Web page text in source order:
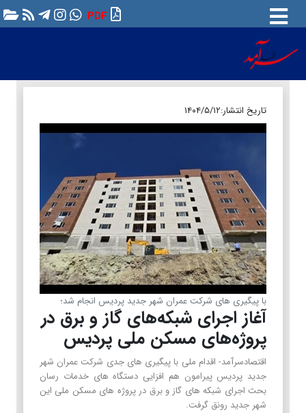
PDF
تاریخ انتشار:۱۴۰۴/۵/۱۲
با پیگیری های شرکت عمران شهر جدید پردیس انجام شد؛
آغاز اجرای شبکه‌های گاز و برق در
پروژه‌های مسکن ملی پردیس
اقتصادسرآمد- اقدام ملی با پیگیری های جدی شرکت عمران شهر
جدید پردیس پیرامون هم افزایی دستگاه های خدمات رسان
بحث اجرای شبکه های گاز و برق در پروژه های مسکن ملی این
شهر جدید رونق گرفت.